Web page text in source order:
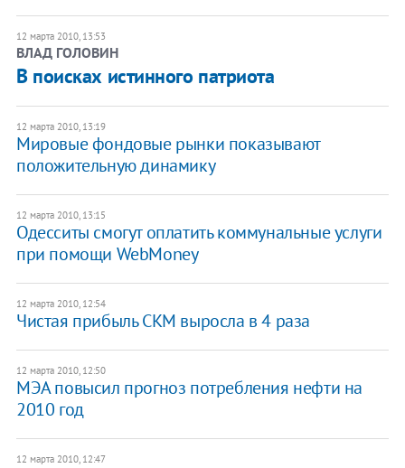
12 марта 2010, 13:53
ВЛАД ГОЛОВИН
В поисках истинного патриота
12 марта 2010, 13:19
Мировые фондовые рынки показывают
положительную динамику
12 марта 2010, 13:15
Одесситы смогут оплатить коммунальные услуги
при помощи WebMoney
12 марта 2010, 12:54
Чистая прибыль СКМ выросла в 4 раза
12 марта 2010, 12:50
МЭА повысил прогноз потребления нефти на
2010 год
12 марта 2010, 12:47